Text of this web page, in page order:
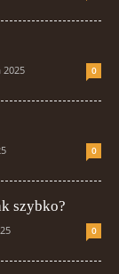
2025 0
0
szybko?
0